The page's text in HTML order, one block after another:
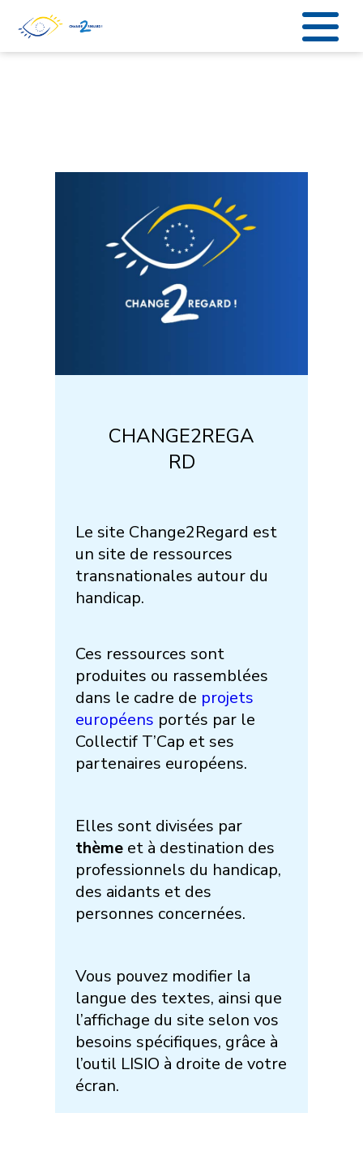
CHANGE2REGA
RD
Le site Change2Regard est
un site de ressources
transnationales autour du
handicap.
Ces ressources sont
produites ou rassemblées
dans le cadre de projets
européens portés par le
Collectif T’Cap et ses
partenaires européens.
Elles sont divisées par
thèmeet à destination des
professionnels du handicap,
des aidants et des
personnes concernées.
Vous pouvez modifier la
langue des textes, ainsi que
l’affichage du site selon vos
besoins spécifiques, grâce à
l’outil LISIO à droite de votre
écran.